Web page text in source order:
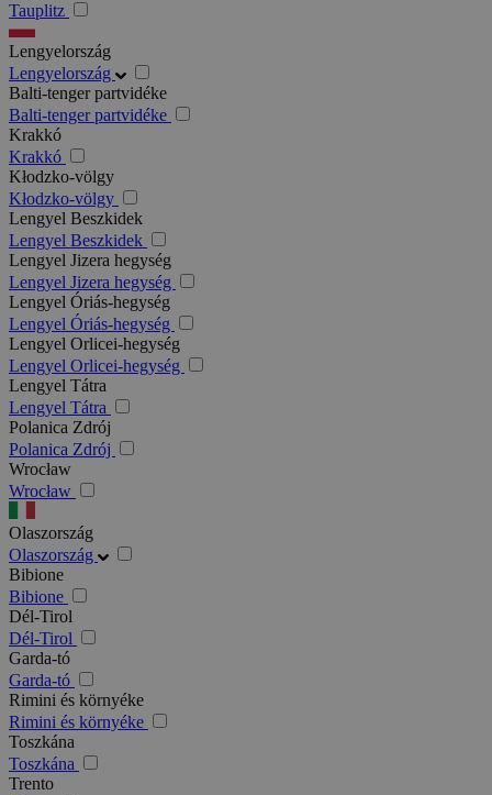
Tauplitz
Lengyelország
Lengyelország
Balti-tenger partvidéke
Balti-tenger partvidéke
Krakkó
Krakkó
Kłodzko-völgy
Kłodzko-völgy
Lengyel Beszkidek
Lengyel Beszkidek
Lengyel Jizera hegység
Lengyel Jizera hegység
Lengyel Óriás-hegység
Lengyel Óriás-hegység
Lengyel Orlicei-hegység
Lengyel Orlicei-hegység
Lengyel Tátra
Lengyel Tátra
Polanica Zdrój
Polanica Zdrój
Wrocław
Wrocław
Olaszország
Olaszország
Bibione
Bibione
Dél-Tirol
Dél-Tirol
Garda-tó
Garda-tó
Rimini és környéke
Rimini és környéke
Toszkána
Toszkána
Trento